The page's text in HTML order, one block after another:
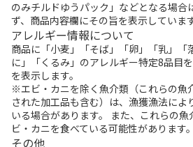
のみチルドゆうパック」などとなる場合
ず、商品内容欄にその旨を表示しています
アレルギー情報について
商品に「小麦」「そば」「卵」「乳」「
に」「くるみ」のアレルギー特定8品目
を表示します。
※エビ・カニを除く魚介類（これらの魚
された加工品も含む）は、漁獲漁法によ
いる場合があります。 また、これらの
ビ・カニを食べている可能性があります。
その他